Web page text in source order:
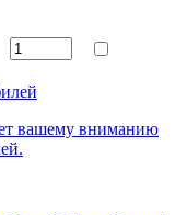
вашему вниманию